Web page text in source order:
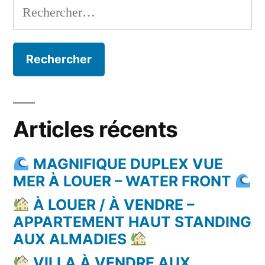
Rechercher :
Articles récents
MAGNIFIQUE DUPLEX VUE
MER À LOUER – WATER FRONT
À LOUER / À VENDRE –
APPARTEMENT HAUT STANDING
AUX ALMADIES